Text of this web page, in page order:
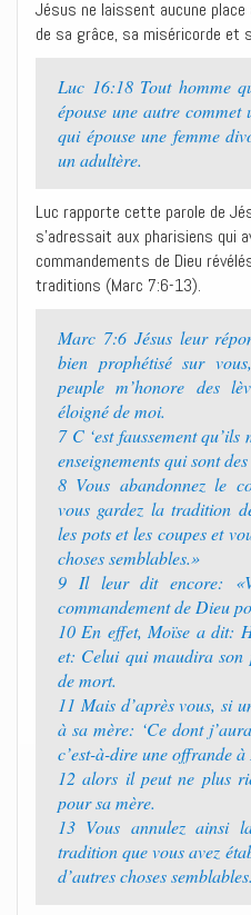
Jésus ne laissent aucune
de sa grâce, sa miséricorde et
Luc 16:18 Tout homme
épouse une autre
qui épouse une femme
un adultère.
Luc rapporte cette parole de
s’adressait aux pharisiens qui
commandements de Dieu
traditions (Marc 7:6-13).
Marc 7:6 Jésus leur
bien prophétisé sur
peuple m’honore des
éloigné de moi.
7 C ‘est faussement
enseignements qui sont
8 Vous abandonnez le
vous gardez la tradition
les pots et les coupes et
choses semblables.»
9 Il leur dit encore:
commandement de Dieu
10 En effet, Moïse a dit:
et: Celui qui maudira son
de mort.
11 Mais d’après vous, si
à sa mère: ‘Ce dont
c’est-à-dire une offrande à
12 alors il peut ne plus
pour sa mère.
13 Vous annulez ainsi
tradition que vous avez
d’autres choses